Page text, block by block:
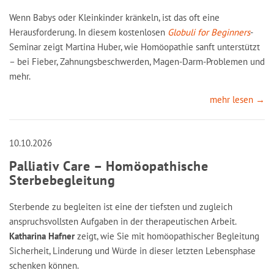
Wenn Babys oder Kleinkinder kränkeln, ist das oft eine
Herausforderung. In diesem kostenlosen Globuli for Beginners-
Seminar zeigt Martina Huber, wie Homöopathie sanft unterstützt
– bei Fieber, Zahnungsbeschwerden, Magen-Darm-Problemen und
mehr.
mehr lesen →
10.10.2026
Palliativ Care – Homöopathische
Sterbebegleitung
Sterbende zu begleiten ist eine der tiefsten und zugleich
anspruchsvollsten Aufgaben in der therapeutischen Arbeit.
Katharina Hafnerzeigt, wie Sie mit homöopathischer Begleitung
Sicherheit, Linderung und Würde in dieser letzten Lebensphase
schenken können.